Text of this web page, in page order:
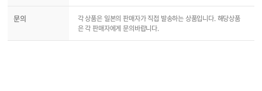
문의
각 상품은 일본의 판매자가 직접 발송하는 상품입니다. 해당상품
은 각 판매자에게 문의바랍니다.